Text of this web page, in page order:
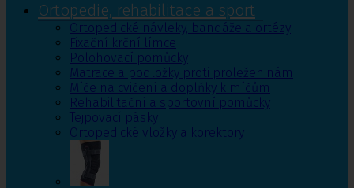
Ortopedie, rehabilitace a sport
Ortopedické návleky, bandáže a ortézy
Fixační krční límce
Polohovací pomůcky
Matrace a podložky proti proleženinám
Míče na cvičení a doplňky k míčům
Rehabilitační a sportovní pomůcky
Tejpovací pásky
Ortopedické vložky a korektory